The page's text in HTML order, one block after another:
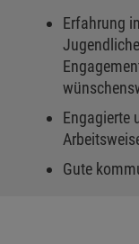
Erfahrung
Engagierte
Gute